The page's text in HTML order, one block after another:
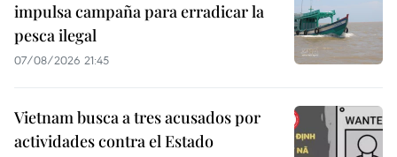
impulsa campaña para erradicar la
pesca ilegal
07/08/2026 21:45
Vietnam busca a tres acusados por
actividades contra el Estado